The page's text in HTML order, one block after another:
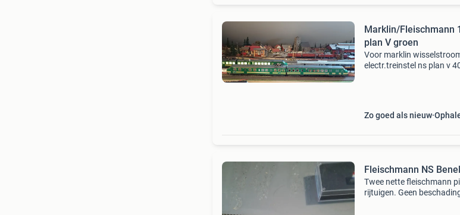
Marklin/Fleischmann
plan V groen
Voor marklin
electr.treinstel ns plan v
Zo goed als nieuw
Fleischmann NS
Twee nette fleischmann
rijtuigen. Geen